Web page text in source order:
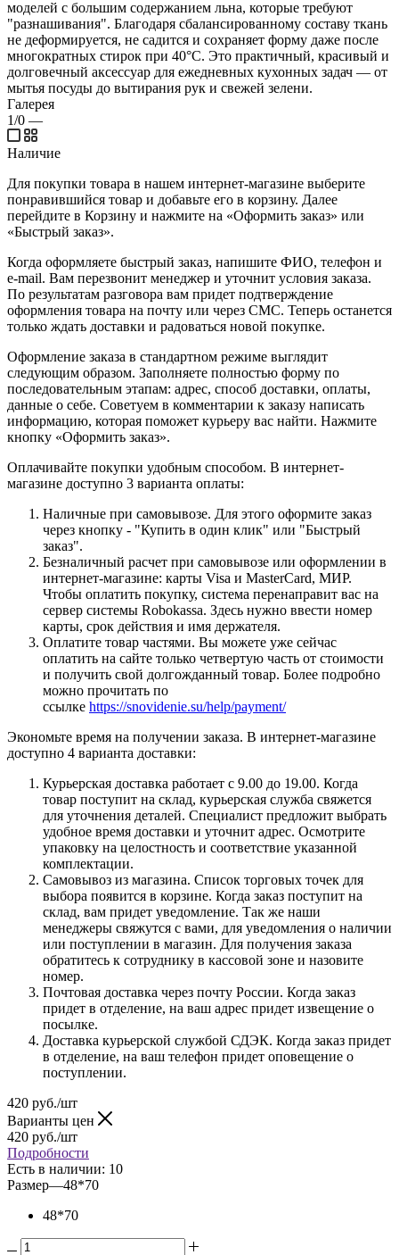
моделей с большим содержанием льна, которые требуют
"разнашивания". Благодаря сбалансированному составу ткань
не деформируется, не садится и сохраняет форму даже после
многократных стирок при 40°C. Это практичный, красивый и
долговечный аксессуар для ежедневных кухонных задач — от
мытья посуды до вытирания рук и свежей зелени.
Галерея
1/0 —
Наличие
Для покупки товара в нашем интернет-магазине выберите
понравившийся товар и добавьте его в корзину. Далее
перейдите в Корзину и нажмите на «Оформить заказ» или
«Быстрый заказ».
Когда оформляете быстрый заказ, напишите ФИО, телефон и
e-mail. Вам перезвонит менеджер и уточнит условия заказа.
По результатам разговора вам придет подтверждение
оформления товара на почту или через СМС. Теперь останется
только ждать доставки и радоваться новой покупке.
Оформление заказа в стандартном режиме выглядит
следующим образом. Заполняете полностью форму по
последовательным этапам: адрес, способ доставки, оплаты,
данные о себе. Советуем в комментарии к заказу написать
информацию, которая поможет курьеру вас найти. Нажмите
кнопку «Оформить заказ».
Оплачивайте покупки удобным способом. В интернет-
магазине доступно 3 варианта оплаты:
Наличные при самовывозе. Для этого оформите заказ
через кнопку - "Купить в один клик" или "Быстрый
заказ".
Безналичный расчет при самовывозе или оформлении в
интернет-магазине: карты Visa и MasterCard, МИР.
Чтобы оплатить покупку, система перенаправит вас на
сервер системы Robokassa. Здесь нужно ввести номер
карты, срок действия и имя держателя.
Оплатите товар частями. Вы можете уже сейчас
оплатить на сайте только четвертую часть от стоимости
и получить свой долгожданный товар. Более подробно
можно прочитать по
ссылке https://snovidenie.su/help/payment/
Экономьте время на получении заказа. В интернет-магазине
доступно 4 варианта доставки:
Курьерская доставка работает с 9.00 до 19.00. Когда
товар поступит на склад, курьерская служба свяжется
для уточнения деталей. Специалист предложит выбрать
удобное время доставки и уточнит адрес. Осмотрите
упаковку на целостность и соответствие указанной
комплектации.
Самовывоз из магазина. Список торговых точек для
выбора появится в корзине. Когда заказ поступит на
склад, вам придет уведомление. Так же наши
менеджеры свяжутся с вами, для уведомления о наличии
или поступлении в магазин. Для получения заказа
обратитесь к сотруднику в кассовой зоне и назовите
номер.
Почтовая доставка через почту России. Когда заказ
придет в отделение, на ваш адрес придет извещение о
посылке.
Доставка курьерской службой СДЭК. Когда заказ придет
в отделение, на ваш телефон придет оповещение о
поступлении.
420 руб./шт
Варианты цен
420 руб./шт
Подробности
Есть в наличии: 10
Размер—48*70
48*70